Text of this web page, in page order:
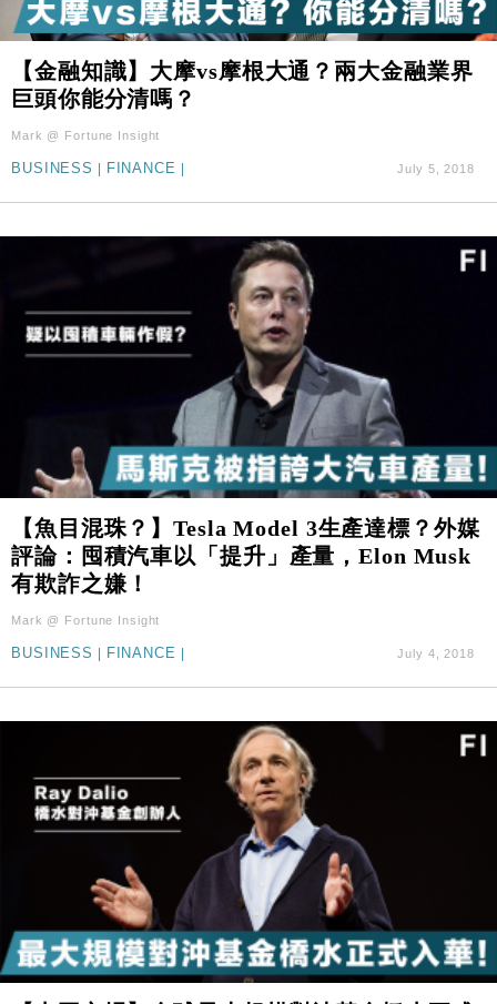
【金融知識】大摩vs摩根大通？兩大金融業界
巨頭你能分清嗎？
Mark @ Fortune Insight
BUSINESS | FINANCE | July 5, 2018
【魚目混珠？】Tesla Model 3生產達標？外媒
評論：囤積汽車以「提升」產量，Elon Musk
有欺詐之嫌！
Mark @ Fortune Insight
BUSINESS | FINANCE | July 4, 2018